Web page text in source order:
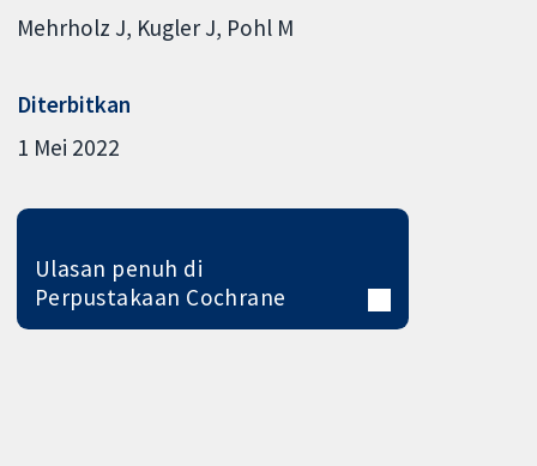
Mehrholz J Kugler J Pohl M
Diterbitkan
1 Mei 2022
Ulasan penuh di
Perpustakaan Cochrane